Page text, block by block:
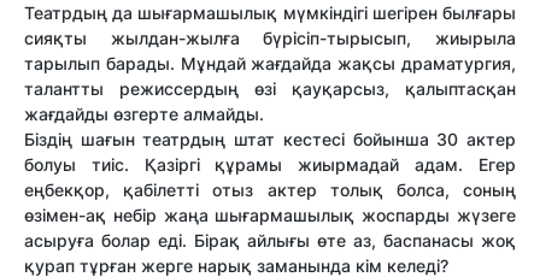
Театрдың да шығармашылық мүмкіндігі шегірен былғары
сияқты жылдан-жылға бүрісіп-тырысып, жиырыла
тарылып барады. Мұндай жағдайда жақсы драматургия,
талантты режиссердың өзі қауқарсыз, қалыптасқан
жағдайды өзгерте алмайды.
Біздің шағын театрдың штат кестесі бойынша 30 актер
болуы тиіс. Қазіргі құрамы жиырмадай адам. Егер
еңбекқор, қабілетті отыз актер толық болса, соның
өзімен-ақ небір жаңа шығармашылық жоспарды жүзеге
асыруға болар еді. Бірақ айлығы өте аз, баспанасы жоқ
қурап тұрған жерге нарық заманында кім келеді?